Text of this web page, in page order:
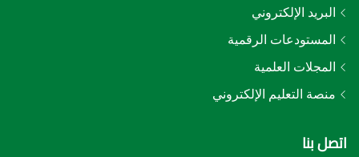
البريد الإلكتروني
المستودعات الرقمية
المجلات العلمية
منصة التعليم الإلكتروني
اتصل بنا